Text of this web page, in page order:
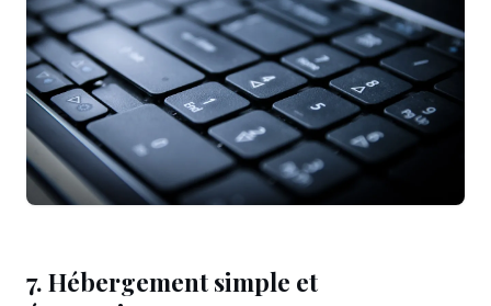
7. Hébergement simple et